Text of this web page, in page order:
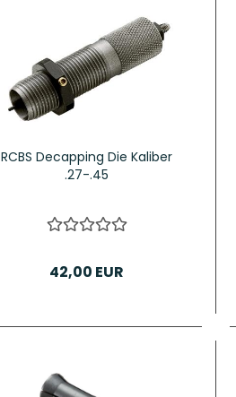
RCBS Decapping Die Kaliber
.27-.45
42,00 EUR